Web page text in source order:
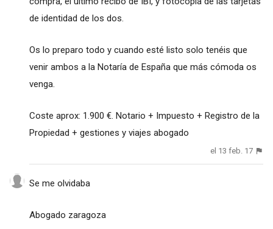
de identidad de los dos.
Os lo preparo todo y cuando esté listo solo tenéis que
venir ambos a la Notaría de España que más cómoda os
venga.
Coste aprox: 1.900 €. Notario + Impuesto + Registro de la
Propiedad + gestiones y viajes abogado
el 13 feb. 17
Se me olvidaba
Abogado zaragoza